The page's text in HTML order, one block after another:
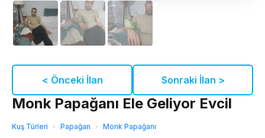
< Önceki İlan Sonraki İlan >
Monk Papağanı Ele Geliyor Evcil
Kuş Türleri › Papağan › Monk Papağanı